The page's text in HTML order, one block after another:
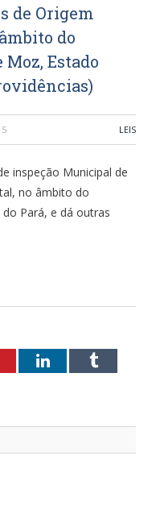
de Origem
do
Estado
LEIS
inspeção Municipal de
no âmbito do
Pará, e dá outras
LinkedInTumblr